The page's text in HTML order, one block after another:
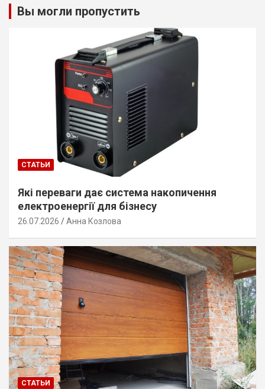
Вы могли пропустить
СТАТЬИ
Які переваги дає система накопичення
електроенергії для бізнесу
26.07.2026 Анна Козлова
СТАТЬИ